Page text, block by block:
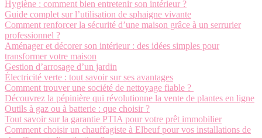
Hygiène : comment bien entretenir son intérieur ?
Guide complet sur l’utilisation de sphaigne vivante
Comment renforcer la sécurité d’une maison grâce à un serrurier
professionnel ?
Aménager et décorer son intérieur : des idées simples pour
transformer votre maison
Gestion d’arrosage d’un jardin
Électricité verte : tout savoir sur ses avantages
Comment trouver une société de nettoyage fiable ?
Découvrez la pépinière qui révolutionne la vente de plantes en ligne
Outils à gaz ou à batterie : que choisir ?
Tout savoir sur la garantie PTIA pour votre prêt immobilier
Comment choisir un chauffagiste à Elbeuf pour vos installations de